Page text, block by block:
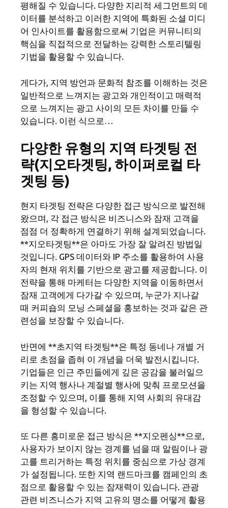
평해질 수 있습니다. 다양한 지리적 세그먼트의 데
이터를 분석하고 이러한 지역에 특화된 소셜 미디
어 인사이트를 활용함으로써 기업은 커뮤니티의
핵심을 직접적으로 전달하는 강력한 스토리텔링
기법을 활용할 수 있습니다.
게다가, 지역 방언과 문화적 참조를 이해하는 것은
일반적으로 느껴지는 광고와 개인적이고 매력적
으로 느껴지는 광고 사이의 모든 차이를 만들 수
있습니다. 이런 식으로…
다양한 유형의 지역 타겟팅 전
략(지오타겟팅, 하이퍼로컬 타
겟팅 등)
현지 타겟팅 전략은 다양한 접근 방식으로 발전해
왔으며, 각 접근 방식은 비즈니스와 잠재 고객을
점점 더 정확하게 연결하기 위해 설계되었습니다.
**지오타겟팅**은 아마도 가장 잘 알려진 방법일
것입니다. GPS 데이터와 IP 주소를 활용하여 사용
자의 현재 위치를 기반으로 광고를 제공합니다. 이
전략을 통해 마케터는 다양한 지역을 이동하면서
잠재 고객에게 다가갈 수 있으며, 누군가 지나갈
때 커피숍의 모닝 스페셜을 홍보하는 것과 같은 관
련성을 보장할 수 있습니다.
반면에 **초지역 타겟팅**은 특정 동네나 개별 거
리로 초점을 좁혀 이 개념을 더욱 발전시킵니다.
기업들은 인근 주민들에게 깊은 공감을 불러일으
키는 지역 행사나 계절별 행사에 맞춰 프로모션을
조정할 수 있으며, 이를 통해 지역 사회의 유대감
을 형성할 수 있습니다.
또 다른 흥미로운 접근 방식은 **지오펜싱**으로,
사용자가 보이지 않는 경계를 넘을 때 알림이나 광
고를 트리거하는 특정 위치를 중심으로 가상 경계
가 설정됩니다. 또한 지역 랜드마크를 캠페인의 초
점으로 활용할 수 있는 잠재력이 있습니다. 관광
관련 비즈니스가 지역 고유의 명소를 어떻게 활용